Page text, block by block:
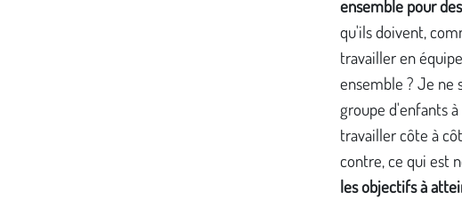
ensemble pour
qu'ils doivent,
travailler en
ensemble ? Je ne
groupe d'enfants
travailler côte à
contre, ce qui est
les objectifs à